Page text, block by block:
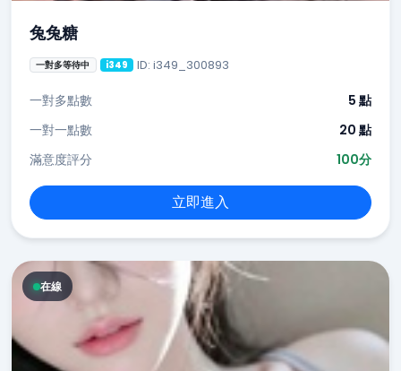
兔兔糖
一對多等待中 i349 ID: i349_300893
一對多點數
5 點
一對一點數
20 點
滿意度評分
100分
立即進入
在線